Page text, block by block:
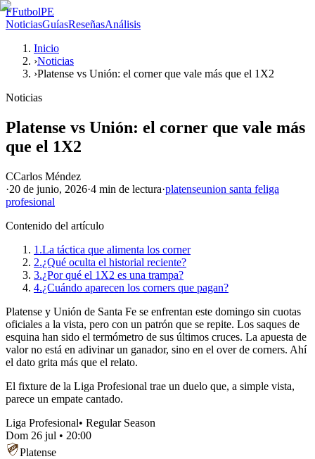
FFutbolPE
NoticiasGuíasReseñasAnálisis
Inicio
›Noticias
›Platense vs Unión: el corner que vale más que el 1X2
Noticias
Platense vs Unión: el corner que vale más
que el 1X2
CCarlos Méndez
·20 de junio, 2026·4 min de lectura·platenseunion santa feliga
profesional
Contenido del artículo
1.La táctica que alimenta los corner
2.¿Qué oculta el historial reciente?
3.¿Por qué el 1X2 es una trampa?
4.¿Cuándo aparecen los corners que pagan?
Platense y Unión de Santa Fe se enfrentan este domingo sin cuotas
oficiales a la vista, pero con un patrón que se repite. Los saques de
esquina han sido el termómetro de sus últimos cruces. La apuesta de
valor no está en adivinar un ganador, sino en el over de corners. Ahí
el dato grita más que el relato.
El fixture de la Liga Profesional trae un duelo que, a simple vista,
parece un empate cantado.
Liga Profesional• Regular Season
Dom 26 jul • 20:00
Platense